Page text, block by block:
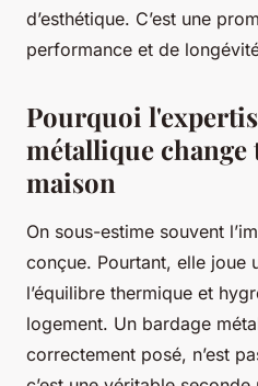
d’esthétique. C’est une
performance et de
Pourquoi
métallique
maison
On sous-estime souvent
conçue. Pourtant, elle joue
l’équilibre thermique et
logement. Un bardage
correctement posé, n’est